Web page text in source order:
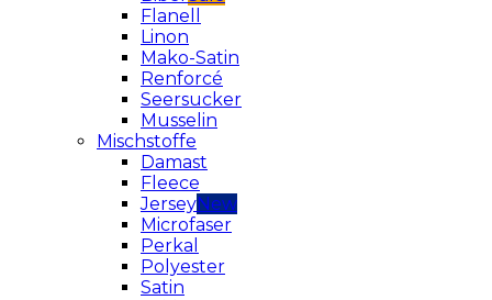
Flanell
Linon
Mako-Satin
Renforcé
Seersucker
Musselin
Mischstoffe
Damast
Fleece
Jersey
Microfaser
Perkal
Polyester
Satin